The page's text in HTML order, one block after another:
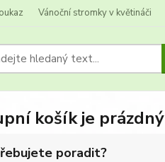
Vánoční stromky v květináči
košík je prázdný
poradit?